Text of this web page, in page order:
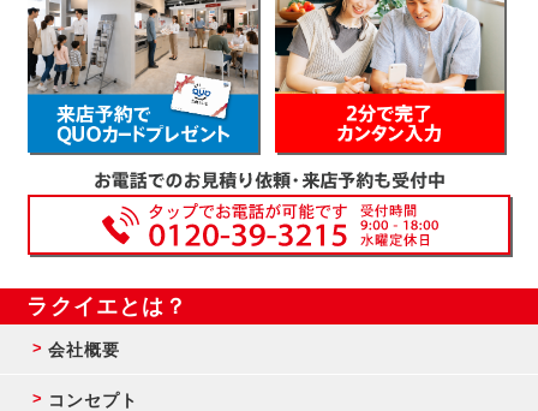
ラクイエとは？
会社概要
コンセプト